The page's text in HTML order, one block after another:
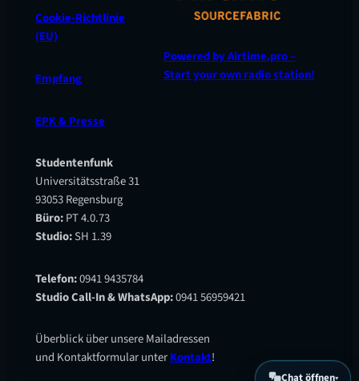
Cookie-Richtlinie
(EU)
Empfang
EPK & Presse
Powered by Airtime.pro –
Start your own radio station!
Studentenfunk
Universitätsstraße 31
93053 Regensburg
Büro:PT 4.0.73
Studio:SH 1.39
Telefon:0941 9435784
Studio Call-In & WhatsApp:0941 56959421
Überblick über unsere Mailadressen
und Kontaktformular unterKontakt!